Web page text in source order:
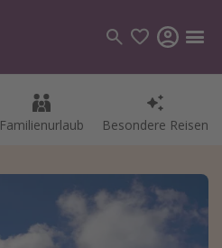
Familienurlaub Besondere Reisen